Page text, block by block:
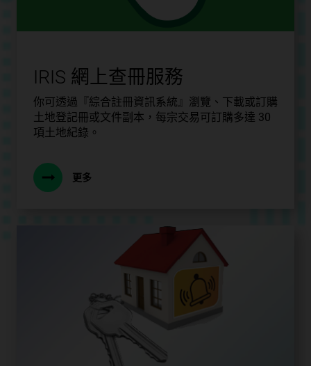
IRIS 網上查冊服務
你可透過『綜合註冊資訊系統』瀏覽、下載或訂購
土地登記冊或文件副本，每宗交易可訂購多達 30
項土地紀錄。
更多